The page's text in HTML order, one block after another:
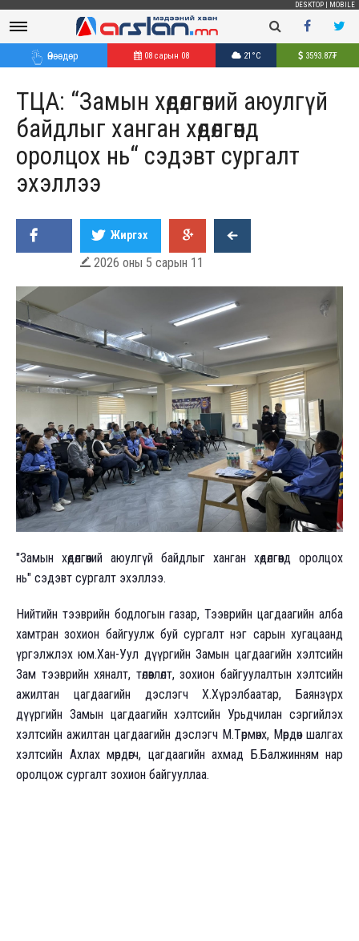
DESKTOP MOBILE
Өнөөдөр 08 сарын 08 21°C 3593.87₮
ТЦА: “Замын хөдөлгөөний аюулгүй
байдлыг ханган хөдөлгөөнд
оролцох нь“ сэдэвт сургалт
эхэллээ
Жиргэх
 2026 оны 5 сарын 11
"Замын хөдөлгөөний аюулгүй байдлыг ханган хөдөлгөөнд оролцох
нь" сэдэвт сургалт эхэллээ.
Нийтийн тээврийн бодлогын газар, Тээврийн цагдаагийн алба
хамтран зохион байгуулж буй сургалт нэг сарын хугацаанд
үргэлжлэх юм.Хан-Уул дүүргийн Замын цагдаагийн хэлтсийн
Зам тээврийн хяналт, төлөвлөлт, зохион байгуулалтын хэлтсийн
ажилтан цагдаагийн дэслэгч Х.Хүрэлбаатар, Баянзүрх
дүүргийн Замын цагдаагийн хэлтсийн Урьдчилан сэргийлэх
хэлтсийн ажилтан цагдаагийн дэслэгч М.Төрмөнх, Мөрдөн шалгах
хэлтсийн Ахлах мөрдөгч, цагдаагийн ахмад Б.Балжинням нар
оролцож сургалт зохион байгууллаа.